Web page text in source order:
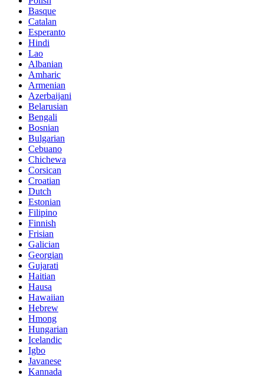
Basque
Catalan
Esperanto
Hindi
Lao
Albanian
Amharic
Armenian
Azerbaijani
Belarusian
Bengali
Bosnian
Bulgarian
Cebuano
Chichewa
Corsican
Croatian
Dutch
Estonian
Filipino
Finnish
Frisian
Galician
Georgian
Gujarati
Haitian
Hausa
Hawaiian
Hebrew
Hmong
Hungarian
Icelandic
Igbo
Javanese
Kannada